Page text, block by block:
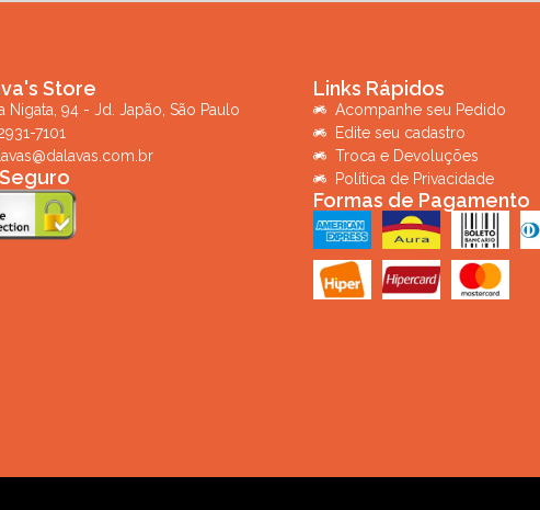
Store
Nigata, 94 - Jd. Japão, São Paulo
7101
Links Rápidos
Acompanhe seu Pedido
Edite seu cadastro
Troca e Devoluções
Política de Privacidade
Formas de Pagamento